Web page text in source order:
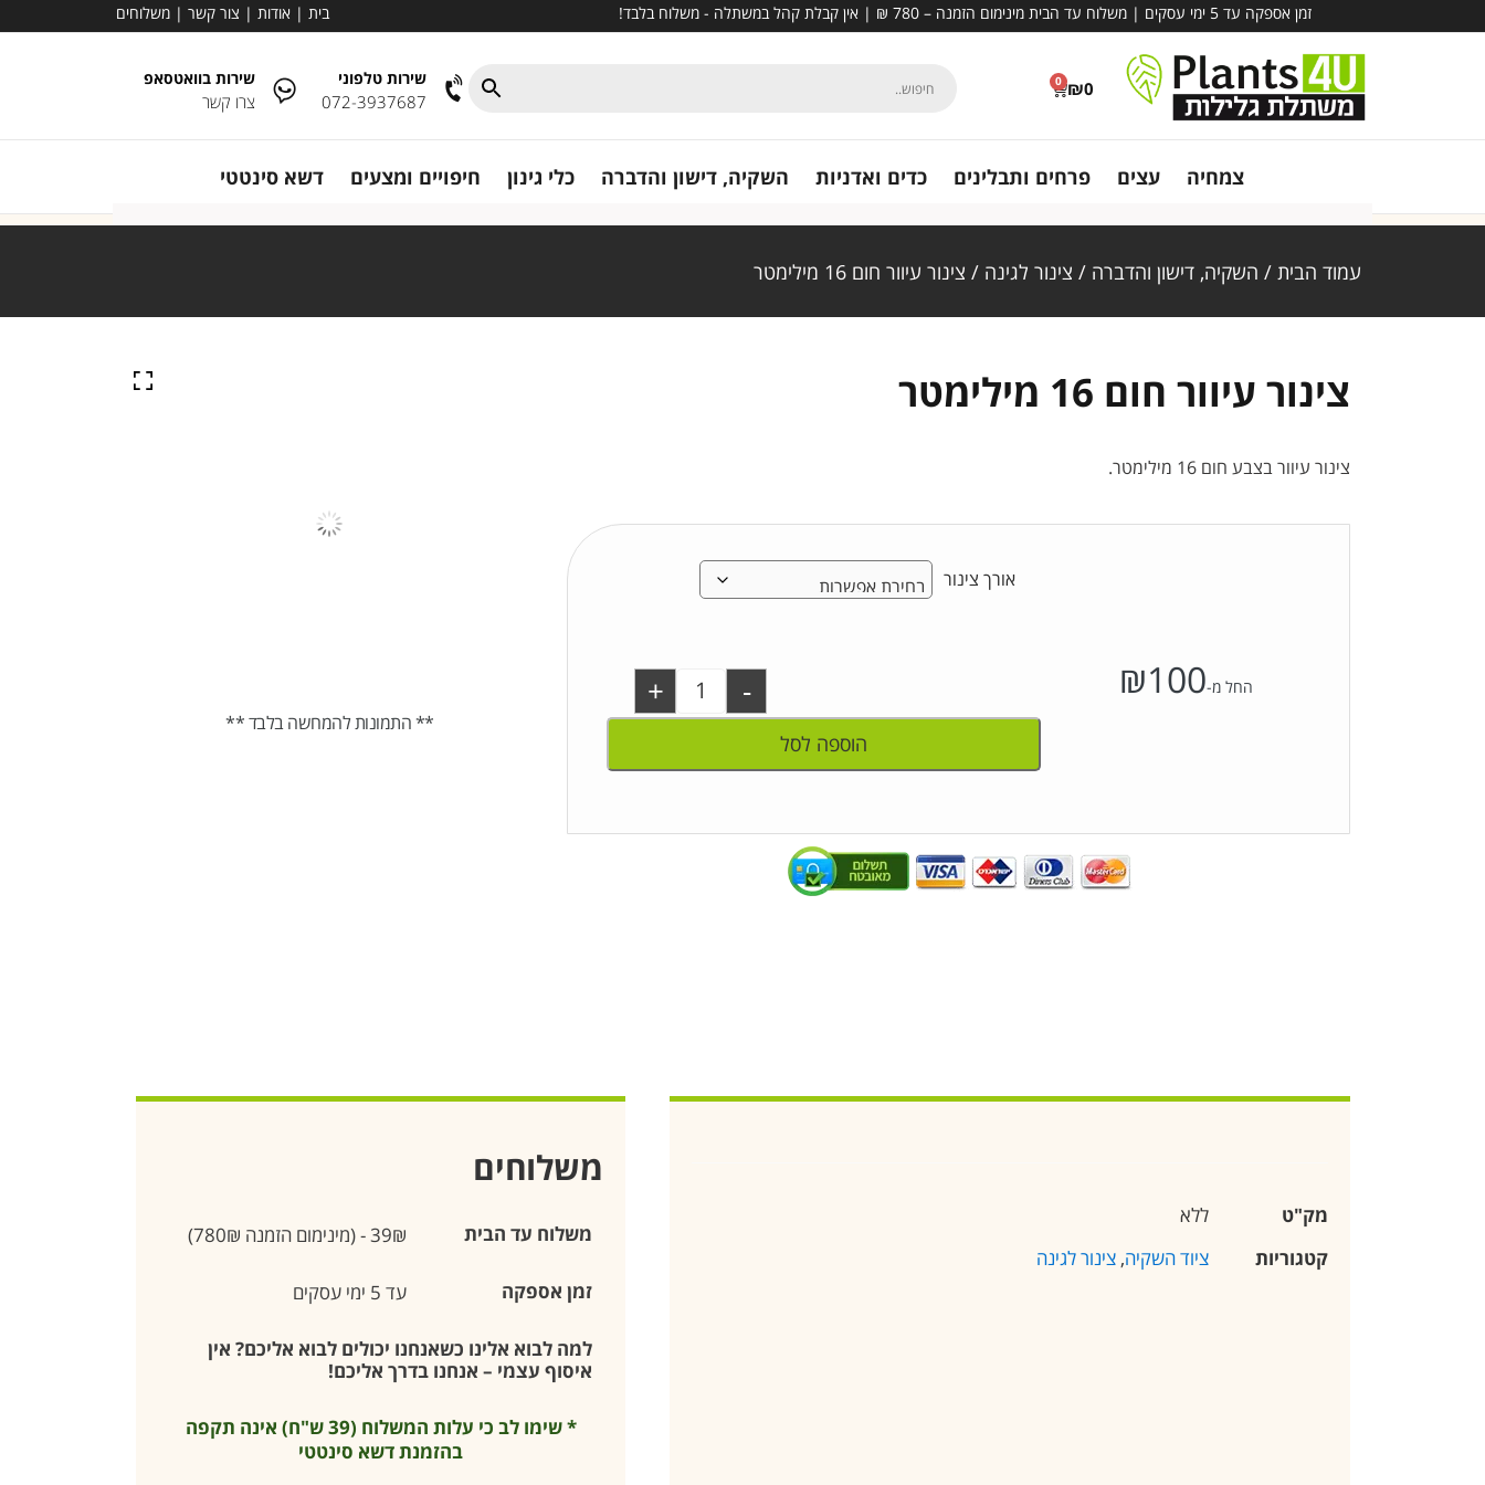
זמן אספקה עד 5 ימי עסקים | משלוח עד הבית מינימום הזמנה – 780 ₪ | אין קבלת קהל במשתלה - משלוח בלבד! בית| אודות| צור קשר| משלוחים
₪0
0 שירות טלפוני
072-3937687
שירות בוואטסאפ
צרו קשר
צמחיה עצים פרחים ותבלינים כדים ואדניות השקיה, דישון והדברה כלי גינון חיפויים ומצעים דשא סינטטי
עמוד הבית / השקיה, דישון והדברה / צינור לגינה / צינור עיוור חום 16 מילימטר
צינור עיוור חום 16 מילימטר
צינור עיוור בצבע חום 16 מילימטר.
החל מ- ₪100
אורך צינור
-
+
הוספה לסל
** התמונות להמחשה בלבד **
מק"ט
ללא
קטגוריות
ציוד השקיה, צינור לגינה
משלוחים
משלוח עד הבית 39₪ - (מינימום הזמנה 780₪)
זמן אספקה עד 5 ימי עסקים
למה לבוא אלינו כשאנחנו יכולים לבוא אליכם? אין
איסוף עצמי – אנחנו בדרך אליכם!
* שימו לב כי עלות המשלוח (39 ש"ח) אינה תקפה
בהזמנת דשא סינטטי